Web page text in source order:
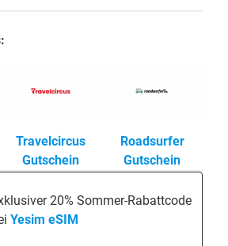
Travelcircus
Gutschein
Roadsurfer
Gutschein
20% Sommer-Rabattcode
Yesim eSIM